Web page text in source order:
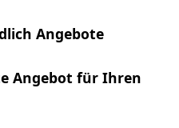
Angebote
Angebot für Ihren